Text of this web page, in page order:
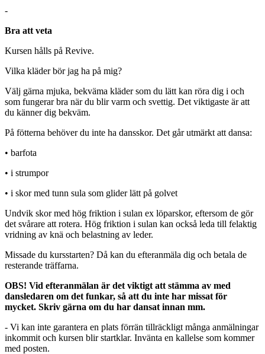
-
Bra att veta
Kursen hålls på Revive.
Vilka kläder bör jag ha på mig?
Välj gärna mjuka, bekväma kläder som du lätt kan röra dig i och
som fungerar bra när du blir varm och svettig. Det viktigaste är att
du känner dig bekväm.
På fötterna behöver du inte ha dansskor. Det går utmärkt att dansa:
• barfota
• i strumpor
• i skor med tunn sula som glider lätt på golvet
Undvik skor med hög friktion i sulan ex löparskor, eftersom de gör
det svårare att rotera. Hög friktion i sulan kan också leda till felaktig
vridning av knä och belastning av leder.
Missade du kursstarten? Då kan du efteranmäla dig och betala de
resterande träffarna.
OBS! Vid efteranmälan är det viktigt att stämma av med
dansledaren om det funkar, så att du inte har missat för
mycket. Skriv gärna om du har dansat innan mm.
- Vi kan inte garantera en plats förrän tillräckligt många anmälningar
inkommit och kursen blir startklar. Invänta en kallelse som kommer
med posten.